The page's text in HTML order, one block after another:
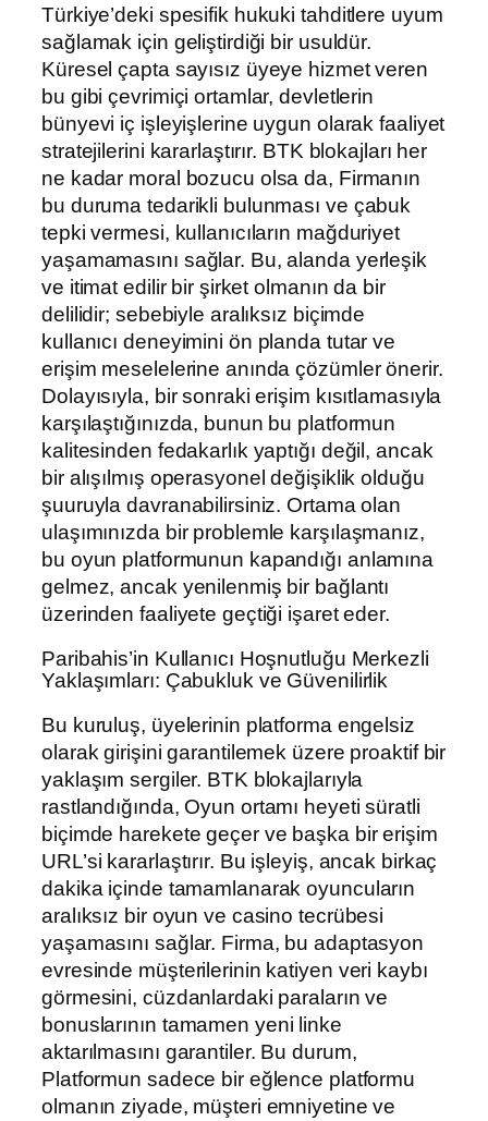
Türkiye’deki spesifik hukuki tahditlere uyum
sağlamak için geliştirdiği bir usuldür.
Küresel çapta sayısız üyeye hizmet veren
bu gibi çevrimiçi ortamlar, devletlerin
bünyevi iç işleyişlerine uygun olarak faaliyet
stratejilerini kararlaştırır. BTK blokajları her
ne kadar moral bozucu olsa da, Firmanın
bu duruma tedarikli bulunması ve çabuk
tepki vermesi, kullanıcıların mağduriyet
yaşamamasını sağlar. Bu, alanda yerleşik
ve itimat edilir bir şirket olmanın da bir
delilidir; sebebiyle aralıksız biçimde
kullanıcı deneyimini ön planda tutar ve
erişim meselelerine anında çözümler önerir.
Dolayısıyla, bir sonraki erişim kısıtlamasıyla
karşılaştığınızda, bunun bu platformun
kalitesinden fedakarlık yaptığı değil, ancak
bir alışılmış operasyonel değişiklik olduğu
şuuruyla davranabilirsiniz. Ortama olan
ulaşımınızda bir problemle karşılaşmanız,
bu oyun platformunun kapandığı anlamına
gelmez, ancak yenilenmiş bir bağlantı
üzerinden faaliyete geçtiği işaret eder.
Paribahis’in Kullanıcı Hoşnutluğu Merkezli
Yaklaşımları: Çabukluk ve Güvenilirlik
Bu kuruluş, üyelerinin platforma engelsiz
olarak girişini garantilemek üzere proaktif bir
yaklaşım sergiler. BTK blokajlarıyla
rastlandığında, Oyun ortamı heyeti süratli
biçimde harekete geçer ve başka bir erişim
URL’si kararlaştırır. Bu işleyiş, ancak birkaç
dakika içinde tamamlanarak oyuncuların
aralıksız bir oyun ve casino tecrübesi
yaşamasını sağlar. Firma, bu adaptasyon
evresinde müşterilerinin katiyen veri kaybı
görmesini, cüzdanlardaki paraların ve
bonuslarının tamamen yeni linke
aktarılmasını garantiler. Bu durum,
Platformun sadece bir eğlence platformu
olmanın ziyade, müşteri emniyetine ve